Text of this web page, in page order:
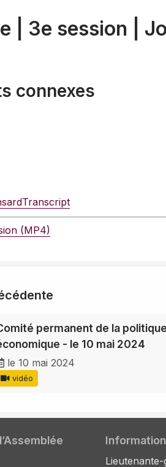
| 3e session |
connexes
(MP4)
permanent de la politique
- le 10 mai 2024
le 10 mai 2024
vidéo
Information